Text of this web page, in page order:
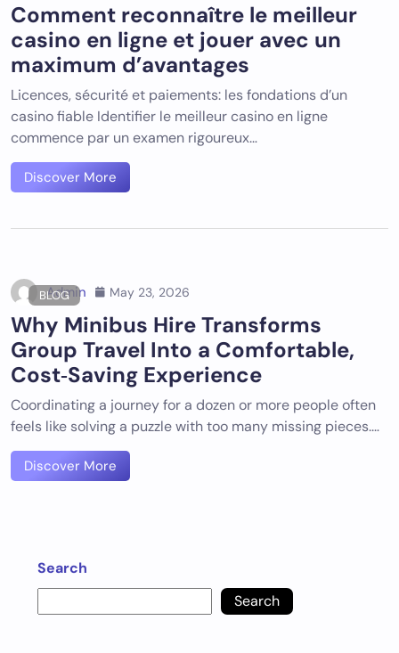
Comment reconnaître le meilleur
casino en ligne et jouer avec un
maximum d’avantages
Licences, sécurité et paiements: les fondations d’un
casino fiable Identifier le meilleur casino en ligne
commence par un examen rigoureux…
Discover More
BLOG
Admin May 23, 2026
Why Minibus Hire Transforms
Group Travel Into a Comfortable,
Cost‑Saving Experience
Coordinating a journey for a dozen or more people often
feels like solving a puzzle with too many missing pieces.…
Discover More
Search
Search